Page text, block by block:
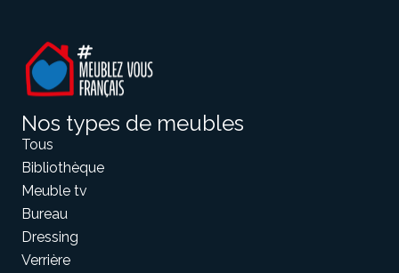
Personnalisez nos modèles pour créer le meuble qui vous
Nos types de meubles
Tous
Bibliothèque
Meuble tv
Bureau
Dressing
Verrière